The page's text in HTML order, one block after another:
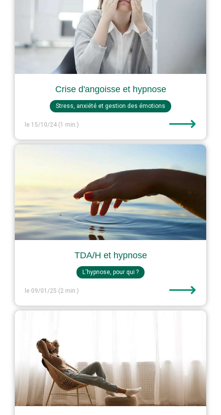
Crise d'angoisse et hypnose
Stress, anxiété et gestion des émotions
le 15/10/24 (1 min.) ⟶
TDA/H et hypnose
L'hypnose, pour qui ?
le 09/01/25 (2 min.) ⟶